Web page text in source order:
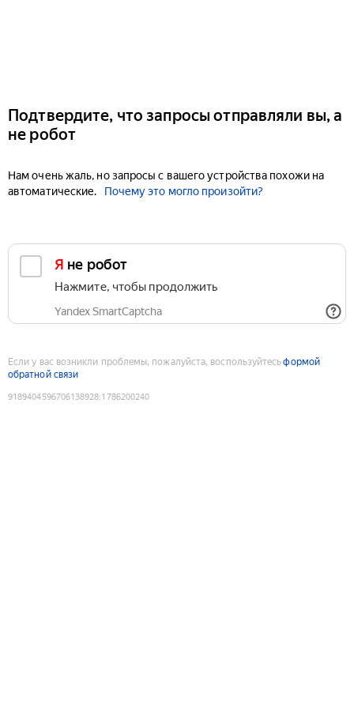
Подтвердите, что запросы отправляли вы, а
не робот
Нам очень жаль, но запросы с вашего устройства похожи на
автоматические.
Почему это могло произойти?
Я не робот
Нажмите, чтобы продолжить
Yandex SmartCaptcha
Если у вас возникли проблемы, пожалуйста, воспользуйтесьформой
обратной связи
9189404596706138928:1786200240